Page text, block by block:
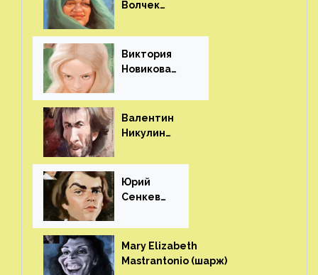
Волчек
Виктория
Новикова
Валентин
Никулин
Юрий
Сенкеви
Mary Elizabeth
Mastrantonio (шарж)⁠⁠